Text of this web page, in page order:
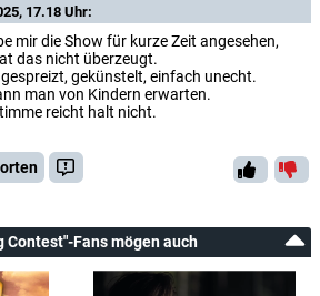
17.18 Uhr:
mir die Show für kurze Zeit angesehen,
das nicht überzeugt.
gekünstelt, einfach unecht.
man von Kindern erwarten.
reicht halt nicht.
Contest"-Fans mögen auch